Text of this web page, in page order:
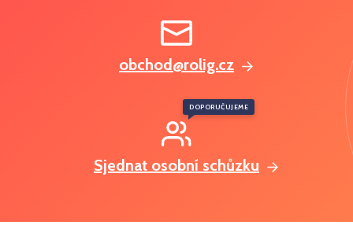
obchod@rolig.cz
Sjednat osobní schůzku
DOPORUČUJEME